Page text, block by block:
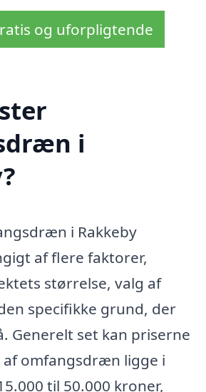
og uforpligtende
i
i Rakkeby
af flere faktorer,
størrelse, valg af
specifikke grund, der
Generelt set kan priserne
omfangsdræn ligge i
til 50.000 kroner,